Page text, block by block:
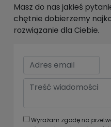
Masz do nas jakieś
chętnie dobierzemy
rozwiązanie dla Ciebie.
Wyrażam zgodę na